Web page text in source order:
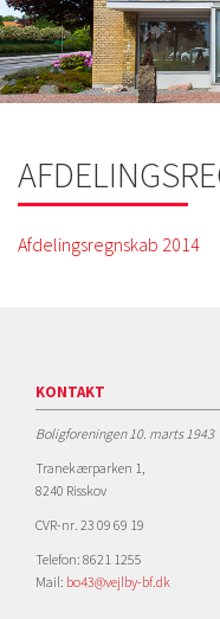
Afdelingsregnskab 2014
KONTAKT
Boligforeningen 10. marts 1943
Tranekærparken 1,
8240 Risskov
CVR-nr. 23 09 69 19
Telefon: 8621 1255
Mail: bo43@vejlby-bf.dk